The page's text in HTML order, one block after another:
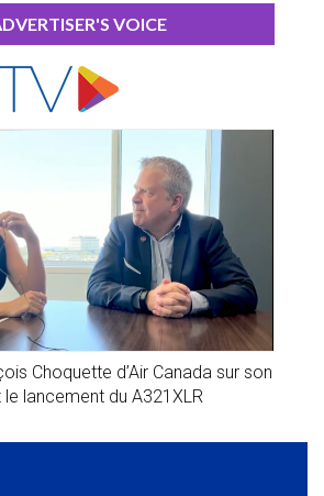
VOICE
Choquette d’Air Canada sur son
lancement du A321XLR